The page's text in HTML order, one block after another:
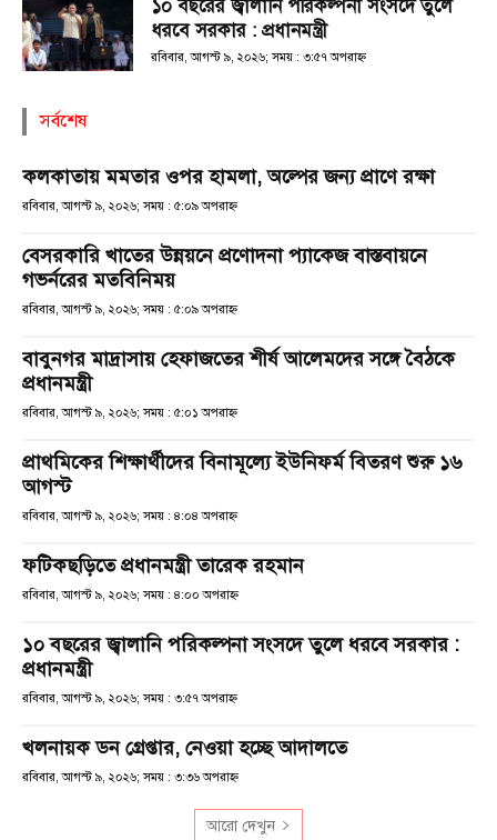
১০ বছরের জ্বালানি পরিকল্পনা সংসদে তুলে
ধরবে সরকার : প্রধানমন্ত্রী
রবিবার, আগস্ট ৯, ২০২৬; সময় : ৩:৫৭ অপরাহ্ণ
সর্বশেষ
কলকাতায় মমতার ওপর হামলা, অল্পের জন্য প্রাণে রক্ষা
রবিবার, আগস্ট ৯, ২০২৬; সময় : ৫:০৯ অপরাহ্ণ
বেসরকারি খাতের উন্নয়নে প্রণোদনা প্যাকেজ বাস্তবায়নে
গভর্নরের মতবিনিময়
রবিবার, আগস্ট ৯, ২০২৬; সময় : ৫:০৯ অপরাহ্ণ
বাবুনগর মাদ্রাসায় হেফাজতের শীর্ষ আলেমদের সঙ্গে বৈঠকে
প্রধানমন্ত্রী
রবিবার, আগস্ট ৯, ২০২৬; সময় : ৫:০১ অপরাহ্ণ
প্রাথমিকের শিক্ষার্থীদের বিনামূল্যে ইউনিফর্ম বিতরণ শুরু ১৬
আগস্ট
রবিবার, আগস্ট ৯, ২০২৬; সময় : ৪:০৪ অপরাহ্ণ
ফটিকছড়িতে প্রধানমন্ত্রী তারেক রহমান
রবিবার, আগস্ট ৯, ২০২৬; সময় : ৪:০০ অপরাহ্ণ
১০ বছরের জ্বালানি পরিকল্পনা সংসদে তুলে ধরবে সরকার :
প্রধানমন্ত্রী
রবিবার, আগস্ট ৯, ২০২৬; সময় : ৩:৫৭ অপরাহ্ণ
খলনায়ক ডন গ্রেপ্তার, নেওয়া হচ্ছে আদালতে
রবিবার, আগস্ট ৯, ২০২৬; সময় : ৩:৩৬ অপরাহ্ণ
আরো দেখুন